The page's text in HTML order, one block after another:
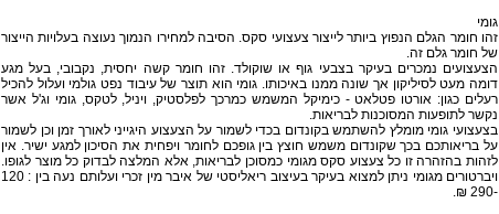
גומי
זהו חומר הגלם הנפוץ ביותר לייצור צעצועי סקס. הסיבה למחירו הנמוך נעוצה בעלויות הייצור
של חומר גלם זה.
הצעצועים נמכרים בעיקר בצבעי גוף או שוקולד. זהו חומר קשה יחסית, נקבובי, בעל מגע
דומה מעט לסיליקון אך שונה ממנו באיכותו. גומי הוא תוצר של עיבוד נפט גולמי ועלול להכיל
רעלים כגון: אורטו פטלאט - כימיקל המשמש כמרכך לפלסטיק, ויניל, לטקס, גומי וג'ל אשר
נקשר לתופעות המסוכנות לבריאות.
בצעצועי גומי מומלץ להשתמש בקונדום בכדי לשמור על הצעצוע היגייני לאורך זמן וכן לשמור
על בריאותכם בכך שקונדום משמש חוצץ בין גופכם לחומר ויפחית את הסיכון למגע ישיר. אין
לזהות בהזהרה זו כל צעצוע סקס מגומי כמסוכן לבריאות, אלא המלצה לבדוק כל מוצר לגופו.
ויברטורים מגומי ניתן למצוא בעיקר בעיצוב ריאליסטי של איבר מין זכרי ועלותם נעה בין : 120
-290 ₪.